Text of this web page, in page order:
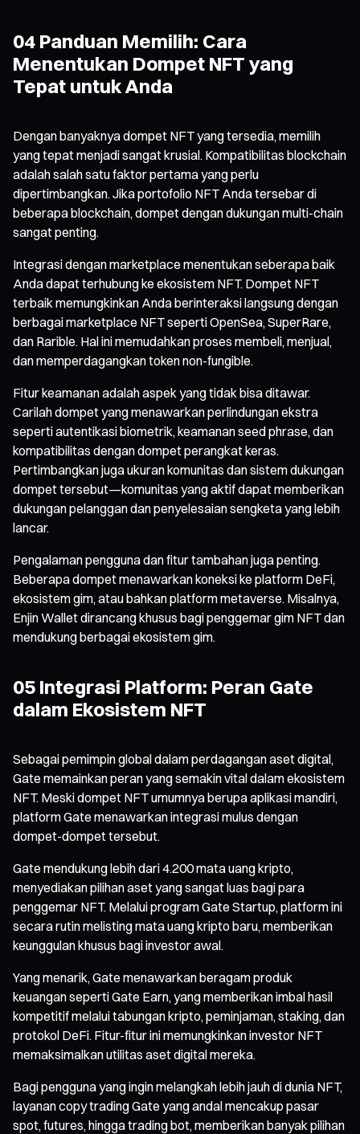
04 Panduan Memilih: Cara
Menentukan Dompet NFT yang
Tepat untuk Anda
Dengan banyaknya dompet NFT yang tersedia, memilih
yang tepat menjadi sangat krusial. Kompatibilitas blockchain
adalah salah satu faktor pertama yang perlu
dipertimbangkan. Jika portofolio NFT Anda tersebar di
beberapa blockchain, dompet dengan dukungan multi-chain
sangat penting.
Integrasi dengan marketplace menentukan seberapa baik
Anda dapat terhubung ke ekosistem NFT. Dompet NFT
terbaik memungkinkan Anda berinteraksi langsung dengan
berbagai marketplace NFT seperti OpenSea, SuperRare,
dan Rarible. Hal ini memudahkan proses membeli, menjual,
dan memperdagangkan token non-fungible.
Fitur keamanan adalah aspek yang tidak bisa ditawar.
Carilah dompet yang menawarkan perlindungan ekstra
seperti autentikasi biometrik, keamanan seed phrase, dan
kompatibilitas dengan dompet perangkat keras.
Pertimbangkan juga ukuran komunitas dan sistem dukungan
dompet tersebut—komunitas yang aktif dapat memberikan
dukungan pelanggan dan penyelesaian sengketa yang lebih
lancar.
Pengalaman pengguna dan fitur tambahan juga penting.
Beberapa dompet menawarkan koneksi ke platform DeFi,
ekosistem gim, atau bahkan platform metaverse. Misalnya,
Enjin Wallet dirancang khusus bagi penggemar gim NFT dan
mendukung berbagai ekosistem gim.
05 Integrasi Platform: Peran Gate
dalam Ekosistem NFT
Sebagai pemimpin global dalam perdagangan aset digital,
Gate memainkan peran yang semakin vital dalam ekosistem
NFT. Meski dompet NFT umumnya berupa aplikasi mandiri,
platform Gate menawarkan integrasi mulus dengan
dompet-dompet tersebut.
Gate mendukung lebih dari 4.200 mata uang kripto,
menyediakan pilihan aset yang sangat luas bagi para
penggemar NFT. Melalui program Gate Startup, platform ini
secara rutin melisting mata uang kripto baru, memberikan
keunggulan khusus bagi investor awal.
Yang menarik, Gate menawarkan beragam produk
keuangan seperti Gate Earn, yang memberikan imbal hasil
kompetitif melalui tabungan kripto, peminjaman, staking, dan
protokol DeFi. Fitur-fitur ini memungkinkan investor NFT
memaksimalkan utilitas aset digital mereka.
Bagi pengguna yang ingin melangkah lebih jauh di dunia NFT,
layanan copy trading Gate yang andal mencakup pasar
spot, futures, hingga trading bot, memberikan banyak pilihan